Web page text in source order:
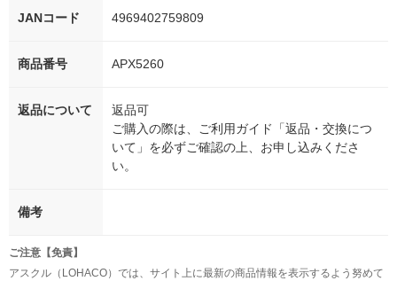
JANコード 4969402759809
商品番号 APX5260
返品について
返品可
ご購入の際は、ご利用ガイド「返品・交換につ
いて」を必ずご確認の上、お申し込みくださ
い。
備考
ご注意【免責】
アスクル（LOHACO）では、サイト上に最新の商品情報を表示するよう努めて